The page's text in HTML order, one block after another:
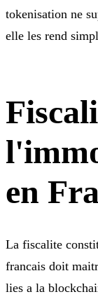
tokenisation ne
elle les rend
en
La fiscalite
francais doit
lies a la